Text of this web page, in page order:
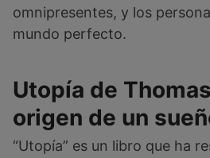
omnipresentes, y los
mundo perfecto.
Utopía de
origen de un
“Utopía” es un libro que ha